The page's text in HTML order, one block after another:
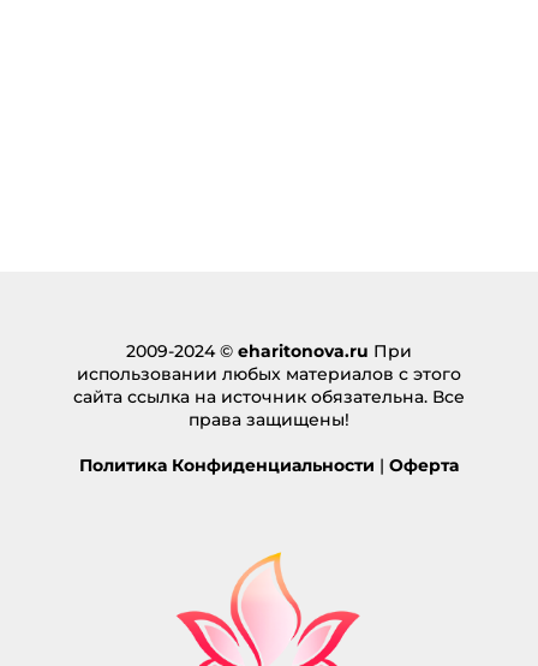
2009-2024 © eharitonova.ru При
использовании любых материалов с этого
сайта ссылка на источник обязательна. Все
права защищены!
Политика Конфиденциальности | Оферта